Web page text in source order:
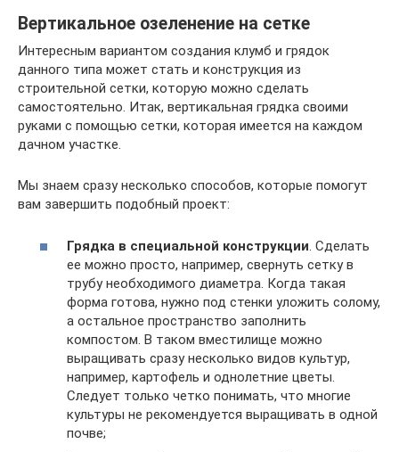
Вертикальное озеленение на сетке
Интересным вариантом создания клумб и грядок
данного типа может стать и конструкция из
строительной сетки, которую можно сделать
самостоятельно. Итак, вертикальная грядка своими
руками с помощью сетки, которая имеется на каждом
дачном участке.
Мы знаем сразу несколько способов, которые помогут
вам завершить подобный проект:
Грядка в специальной конструкции . Сделать
ее можно просто, например, свернуть сетку в
трубу необходимого диаметра. Когда такая
форма готова, нужно под стенки уложить солому,
а остальное пространство заполнить
компостом. В таком вместилище можно
выращивать сразу несколько видов культур,
например, картофель и однолетние цветы.
Следует только четко понимать, что многие
культуры не рекомендуется выращивать в одной
почве;